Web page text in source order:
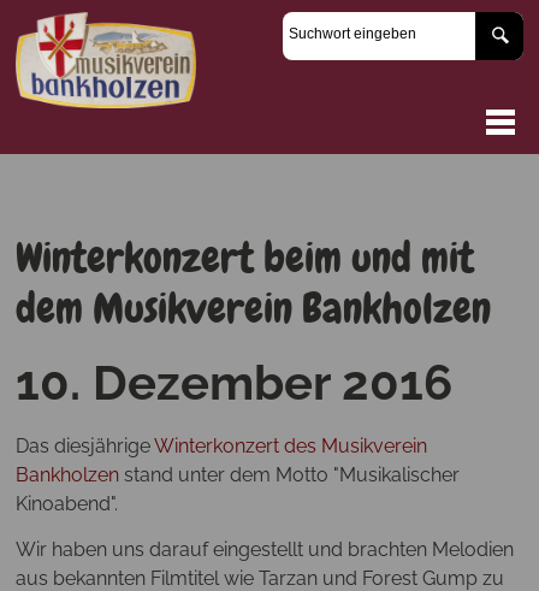
Winterkonzert beim und mit
dem Musikverein Bankholzen
10. Dezember 2016
Das diesjährigeWinterkonzert des Musikverein
Bankholzen stand unter dem Motto "Musikalischer
Kinoabend".
Wir haben uns darauf eingestellt und brachten Melodien
aus bekannten Filmtitel wie Tarzan und Forest Gump zu